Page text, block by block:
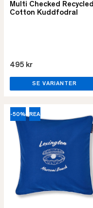
Multi Checked Recycled
Cotton Kuddfodral
495 kr
SE VARIANTER
-50% REA